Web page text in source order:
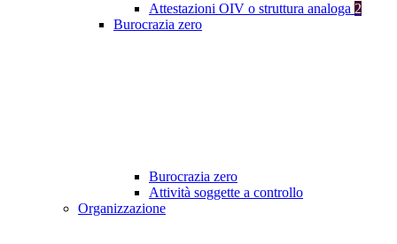
Attestazioni OIV o struttura analoga 2
Burocrazia zero
Burocrazia zero
Attività soggette a controllo
Organizzazione